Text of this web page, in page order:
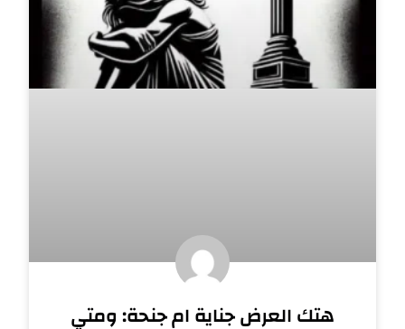
هتك العرض جناية ام جنحة: ومتي